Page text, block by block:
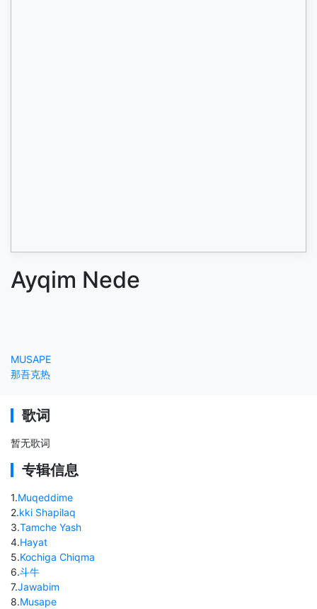
Ayqim Nede
MUSAPE
那吾克热
歌词
暂无歌词
专辑信息
1.Muqeddime
2.kki Shapilaq
3.Tamche Yash
4.Hayat
5.Kochiga Chiqma
6.斗牛
7.Jawabim
8.Musape